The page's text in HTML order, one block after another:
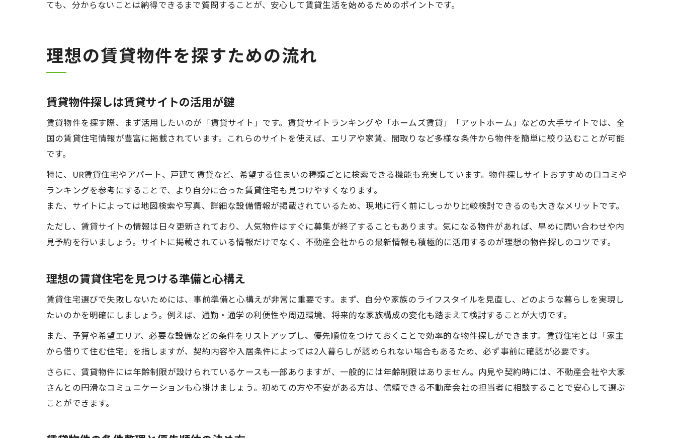
ても、分からないことは納得できるまで質問することが、安心して賃貸生活を始めるためのポイントです。
理想の賃貸物件を探すための流れ
賃貸物件探しは賃貸サイトの活用が鍵
賃貸物件を探す際、まず活用したいのが「賃貸サイト」です。賃貸サイトランキングや「ホームズ賃貸」「アットホーム」などの大手サイトでは、全
国の賃貸住宅情報が豊富に掲載されています。これらのサイトを使えば、エリアや家賃、間取りなど多様な条件から物件を簡単に絞り込むことが可能
です。
特に、UR賃貸住宅やアパート、戸建て賃貸など、希望する住まいの種類ごとに検索できる機能も充実しています。物件探しサイトおすすめの口コミや
ランキングを参考にすることで、より自分に合った賃貸住宅も見つけやすくなります。
また、サイトによっては地図検索や写真、詳細な設備情報が掲載されているため、現地に行く前にしっかり比較検討できるのも大きなメリットです。
ただし、賃貸サイトの情報は日々更新されており、人気物件はすぐに募集が終了することもあります。気になる物件があれば、早めに問い合わせや内
見予約を行いましょう。サイトに掲載されている情報だけでなく、不動産会社からの最新情報も積極的に活用するのが理想の物件探しのコツです。
理想の賃貸住宅を見つける準備と心構え
賃貸住宅選びで失敗しないためには、事前準備と心構えが非常に重要です。まず、自分や家族のライフスタイルを見直し、どのような暮らしを実現し
たいのかを明確にしましょう。例えば、通勤・通学の利便性や周辺環境、将来的な家族構成の変化も踏まえて検討することが大切です。
また、予算や希望エリア、必要な設備などの条件をリストアップし、優先順位をつけておくことで効率的な物件探しができます。賃貸住宅とは「家主
から借りて住む住宅」を指しますが、契約内容や入居条件によっては2人暮らしが認められない場合もあるため、必ず事前に確認が必要です。
さらに、賃貸物件には年齢制限が設けられているケースも一部ありますが、一般的には年齢制限はありません。内見や契約時には、不動産会社や大家
さんとの円滑なコミュニケーションも心掛けましょう。初めての方や不安がある方は、信頼できる不動産会社の担当者に相談することで安心して選ぶ
ことができます。